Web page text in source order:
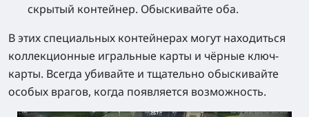
скрытый контейнер. Обыскивайте оба.
В этих специальных контейнерах могут находиться
коллекционные игральные карты и чёрные ключ-
карты. Всегда убивайте и тщательно обыскивайте
особых врагов, когда появляется возможность.